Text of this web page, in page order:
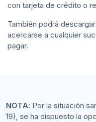
Actividades
con tarjeta de crédito o
También podrá
acercarse a cualquier
pagar.
NOTA: Por la situación
19), se ha dispuesto la